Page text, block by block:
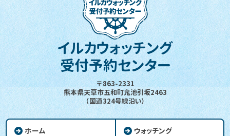
イルカウォッチング
受付予約センター
〒863-2331
熊本県天草市五和町鬼池引坂2463
（国道324号線沿い）
ホーム ウォッチング